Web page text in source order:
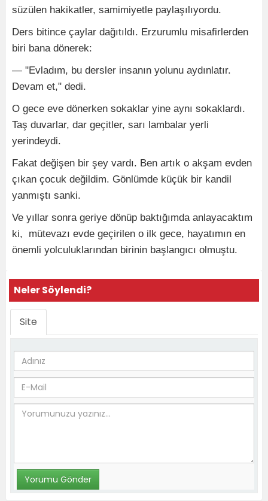
süzülen hakikatler, samimiyetle paylaşılıyordu.
Ders bitince çaylar dağıtıldı. Erzurumlu misafirlerden
biri bana dönerek:
— "Evladım, bu dersler insanın yolunu aydınlatır.
Devam et," dedi.
O gece eve dönerken sokaklar yine aynı sokaklardı.
Taş duvarlar, dar geçitler, sarı lambalar yerli
yerindeydi.
Fakat değişen bir şey vardı. Ben artık o akşam evden
çıkan çocuk değildim. Gönlümde küçük bir kandil
yanmıştı sanki.
Ve yıllar sonra geriye dönüp baktığımda anlayacaktım
ki, mütevazı evde geçirilen o ilk gece, hayatımın en
önemli yolculuklarından birinin başlangıcı olmuştu.
Neler Söylendi?
Site